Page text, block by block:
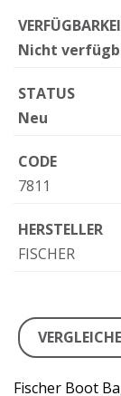
Nicht
STATUS
Neu
CODE
7811
HERSTELLER
FISCHER
Fischer Boot